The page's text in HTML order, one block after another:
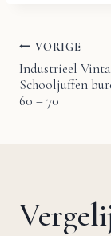
Bericht
navigatie
VORIGE
Industrieel
Schooljuffen
60 – 70